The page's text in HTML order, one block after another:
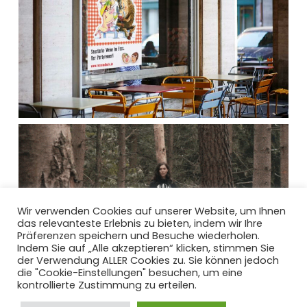
Wir verwenden Cookies auf unserer Website, um Ihnen
das relevanteste Erlebnis zu bieten, indem wir Ihre
Präferenzen speichern und Besuche wiederholen.
Indem Sie auf „Alle akzeptieren“ klicken, stimmen Sie
der Verwendung ALLER Cookies zu. Sie können jedoch
die "Cookie-Einstellungen" besuchen, um eine
kontrollierte Zustimmung zu erteilen.